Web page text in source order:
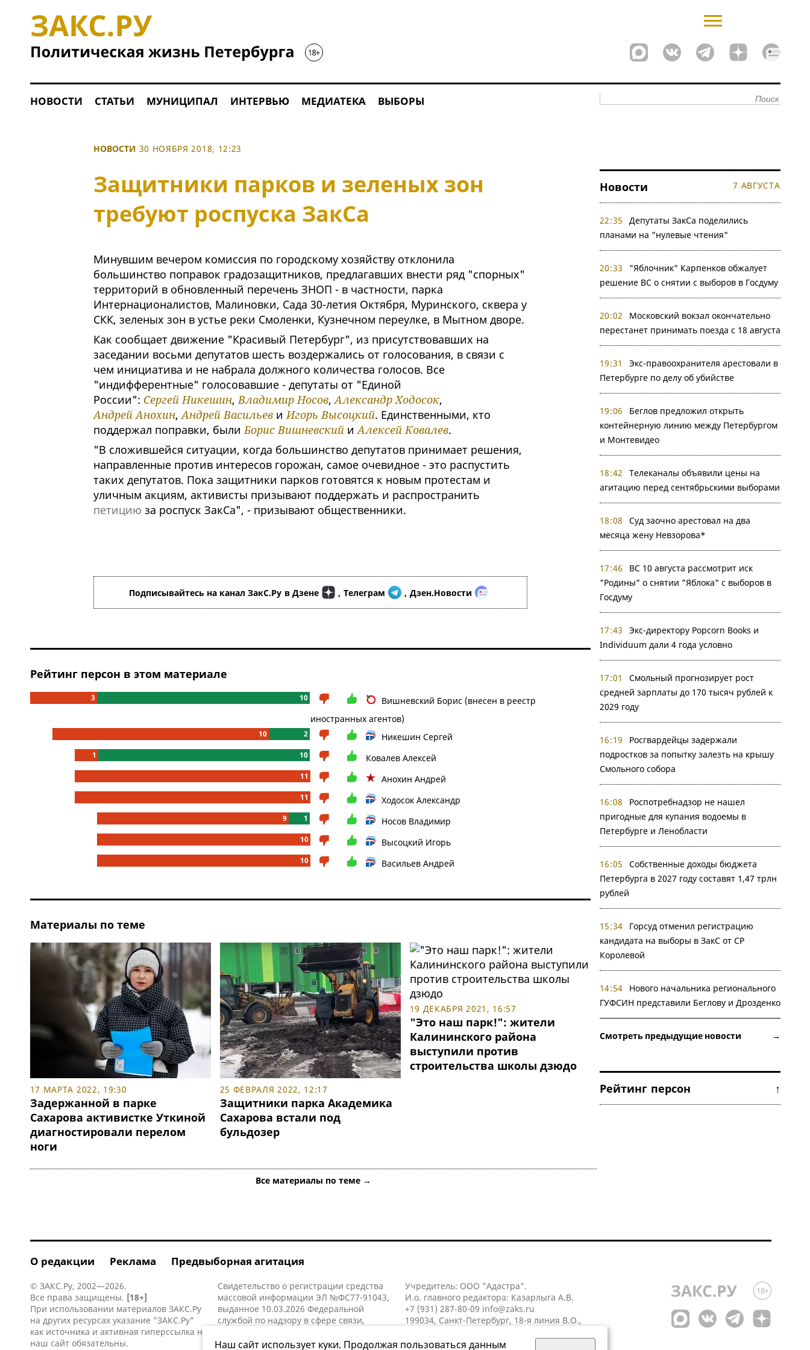
НОВОСТИ СТАТЬИ МУНИЦИПАЛ ИНТЕРВЬЮ МЕДИАТЕКА ВЫБОРЫ
НОВОСТИ 30 НОЯБРЯ 2018, 12:23
Защитники парков и зеленых зон
требуют роспуска ЗакСа
Минувшим вечером комиссия по городскому хозяйству отклонила
большинство поправок градозащитников, предлагавших внести ряд "спорных"
территорий в обновленный перечень ЗНОП - в частности, парка
Интернационалистов, Малиновки, Сада 30-летия Октября, Муринского, сквера у
СКК, зеленых зон в устье реки Смоленки, Кузнечном переулке, в Мытном дворе.
Как сообщает движение "Красивый Петербург", из присутствовавших на
заседании восьми депутатов шесть воздержались от голосования, в связи с
чем инициатива и не набрала должного количества голосов. Все
"индифферентные" голосовавшие - депутаты от "Единой
России": Сергей Никешин,Владимир Носов,Александр Ходосок,
Андрей Анохин,Андрей ВасильевиИгорь Высоцкий. Единственными, кто
поддержал поправки, былиБорис ВишневскийиАлексей Ковалев.
"В сложившейся ситуации, когда большинство депутатов принимает решения,
направленные против интересов горожан, самое очевидное - это распустить
таких депутатов. Пока защитники парков готовятся к новым протестам и
уличным акциям, активисты призывают поддержать и распространить
петицию за роспуск ЗакСа", - призывают общественники.
Подписывайтесь на канал ЗакС.Ру в Дзене , Телеграм , Дзен.Новости
Рейтинг персон в этом материале
3 10
Вишневский Борис (внесен в реестр
иностранных агентов)
10 2 Никешин Сергей
1 10 Ковалев Алексей
11 Анохин Андрей
11 Ходосок Александр
9 1 Носов Владимир
10 Высоцкий Игорь
10 Васильев Андрей
Материалы по теме
17 МАРТА 2022, 19:30
Задержанной в парке
Сахарова активистке Уткиной
диагностировали перелом
ноги
25 ФЕВРАЛЯ 2022, 12:17
Защитники парка Академика
Сахарова встали под
бульдозер
19 ДЕКАБРЯ 2021, 16:57
"Это наш парк!": жители
Калининского района
выступили против
строительства школы дзюдо
Все материалы по теме →
Новости 7 АВГУСТА
22:35
Депутаты ЗакСа поделились
планами на "нулевые чтения"
20:33
"Яблочник" Карпенков обжалует
решение ВС о снятии с выборов в Госдуму
20:02
Московский вокзал окончательно
перестанет принимать поезда с 18 августа
19:31
Экс-правоохранителя арестовали в
Петербурге по делу об убийстве
19:06
Беглов предложил открыть
контейнерную линию между Петербургом
и Монтевидео
18:42
Телеканалы объявили цены на
агитацию перед сентябрьскими выборами
18:08
Суд заочно арестовал на два
месяца жену Невзорова*
17:46
ВС 10 августа рассмотрит иск
"Родины" о снятии "Яблока" с выборов в
Госдуму
17:43
Экс-директору Popcorn Books и
Individuum дали 4 года условно
17:01
Смольный прогнозирует рост
средней зарплаты до 170 тысяч рублей к
2029 году
16:19
Росгвардейцы задержали
подростков за попытку залезть на крышу
Смольного собора
16:08
Роспотребнадзор не нашел
пригодные для купания водоемы в
Петербурге и Ленобласти
16:05
Собственные доходы бюджета
Петербурга в 2027 году составят 1,47 трлн
рублей
15:34
Горсуд отменил регистрацию
кандидата на выборы в ЗакС от СР
Королевой
14:54
Нового начальника регионального
ГУФСИН представили Беглову и Дрозденко
Смотреть предыдущие новости →
Рейтинг персон ↑
О редакции Реклама Предвыборная агитация
© ЗАКС.Ру, 2002—2026.
Все права защищены. [18+]
При использовании материалов ЗАКС.Ру
на других ресурсах указание "ЗАКС.Ру"
как источника и активная гиперссылка на
наш сайт обязательны.
Свидетельство о регистрации средства
массовой информации ЭЛ №ФС77-91043,
выданное 10.03.2026 Федеральной
службой по надзору в сфере связи,
коммуникаций (Роскомнадзор).
Учредитель: ООО "Адастра".
И.о. главного редактора: Казарлыга А.В.
+7 (931) 287-80-09 info@zaks.ru
199034, Санкт-Петербург, 18-я линия В.О.,
Наш сайт использует куки. Продолжая пользоваться данным